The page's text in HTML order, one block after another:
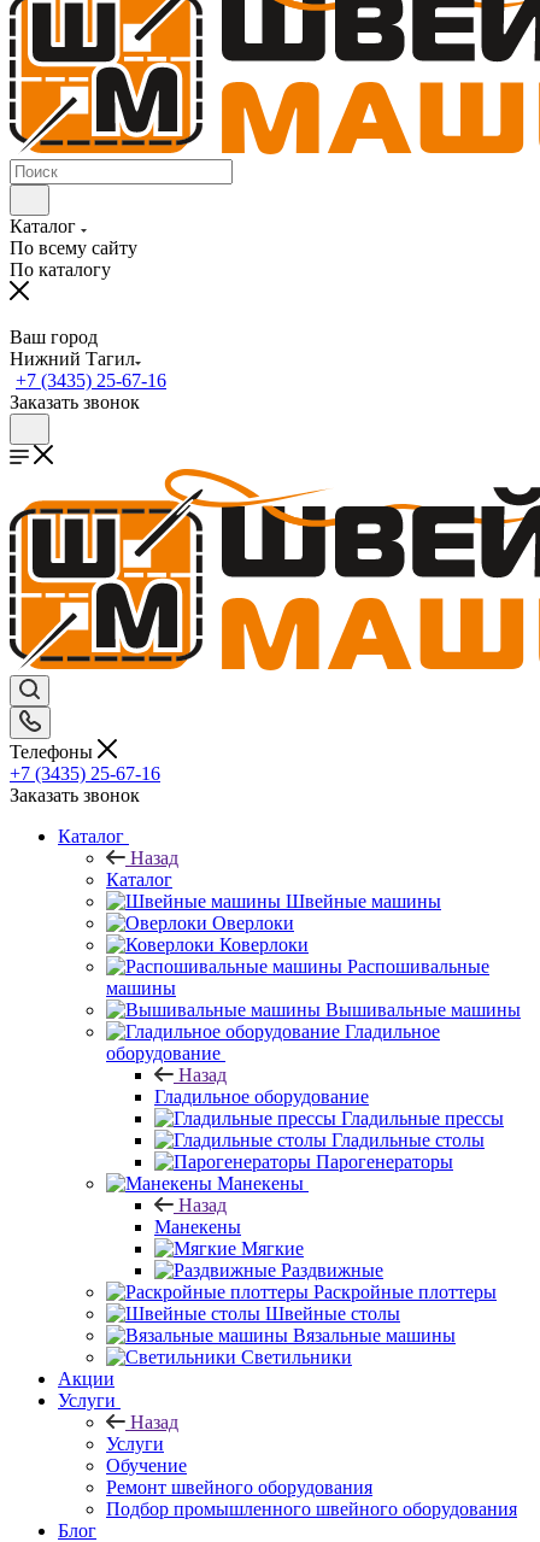
Каталог
По всему сайту
По каталогу
Ваш город
Нижний Тагил
+7 (3435) 25-67-16
Заказать звонок
Телефоны
+7 (3435) 25-67-16
Заказать звонок
Каталог
Назад
Каталог
Швейные машины
Оверлоки
Коверлоки
Распошивальные
машины
Вышивальные машины
Гладильное
оборудование
Назад
Гладильное оборудование
Гладильные прессы
Гладильные столы
Парогенераторы
Манекены
Назад
Манекены
Мягкие
Раздвижные
Раскройные плоттеры
Швейные столы
Вязальные машины
Светильники
Акции
Услуги
Назад
Услуги
Обучение
Ремонт швейного оборудования
Подбор промышленного швейного оборудования
Блог